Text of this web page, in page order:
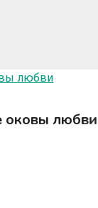
оковы любви